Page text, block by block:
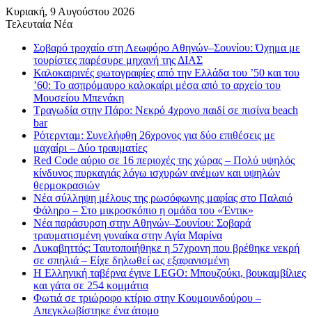
Κυριακή, 9 Αυγούστου 2026
Τελευταία Νέα
Σοβαρό τροχαίο στη Λεωφόρο Αθηνών–Σουνίου: Όχημα με
τουρίστες παρέσυρε μηχανή της ΔΙΑΣ
Καλοκαιρινές φωτογραφίες από την Ελλάδα του ’50 και του
’60: Το ασπρόμαυρο καλοκαίρι μέσα από το αρχείο του
Μουσείου Μπενάκη
Τραγωδία στην Πάρο: Νεκρό 4χρονο παιδί σε πισίνα beach
bar
Ρότερνταμ: Συνελήφθη 26χρονος για δύο επιθέσεις με
μαχαίρι – Δύο τραυματίες
Red Code αύριο σε 16 περιοχές της χώρας – Πολύ υψηλός
κίνδυνος πυρκαγιάς λόγω ισχυρών ανέμων και υψηλών
θερμοκρασιών
Νέα σύλληψη μέλους της ρωσόφωνης μαφίας στο Παλαιό
Φάληρο – Στο μικροσκόπιο η ομάδα του «Έντικ»
Νέα παράσυρση στην Αθηνών–Σουνίου: Σοβαρά
τραυματισμένη γυναίκα στην Αγία Μαρίνα
Λυκαβηττός: Ταυτοποιήθηκε η 57χρονη που βρέθηκε νεκρή
σε σπηλιά – Είχε δηλωθεί ως εξαφανισμένη
H Ελληνική ταβέρνα έγινε LEGO: Μπουζούκι, βουκαμβίλιες
και γάτα σε 254 κομμάτια
Φωτιά σε τριώροφο κτίριο στην Κουμουνδούρου –
Απεγκλωβίστηκε ένα άτομο